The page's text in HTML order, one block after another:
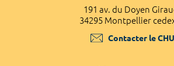
191 av. du Doyen
34295 Montpellier
Contacter le CHU